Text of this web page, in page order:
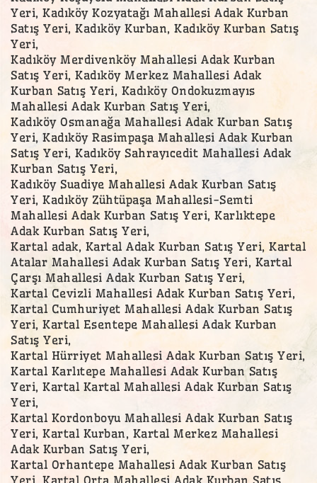
Yeri, Kadıköy Kozyatağı Mahallesi Adak Kurban
Satış Yeri, Kadıköy Kurban, Kadıköy Kurban Satış
Yeri,
Kadıköy Merdivenköy Mahallesi Adak Kurban
Satış Yeri, Kadıköy Merkez Mahallesi Adak
Kurban Satış Yeri, Kadıköy Ondokuzmayıs
Mahallesi Adak Kurban Satış Yeri,
Kadıköy Osmanağa Mahallesi Adak Kurban Satış
Yeri, Kadıköy Rasimpaşa Mahallesi Adak Kurban
Satış Yeri, Kadıköy Sahrayıcedit Mahallesi Adak
Kurban Satış Yeri,
Kadıköy Suadiye Mahallesi Adak Kurban Satış
Yeri, Kadıköy Zühtüpaşa Mahallesi-Semti
Mahallesi Adak Kurban Satış Yeri, Karlıktepe
Adak Kurban Satış Yeri,
Kartal adak, Kartal Adak Kurban Satış Yeri, Kartal
Atalar Mahallesi Adak Kurban Satış Yeri, Kartal
Çarşı Mahallesi Adak Kurban Satış Yeri,
Kartal Cevizli Mahallesi Adak Kurban Satış Yeri,
Kartal Cumhuriyet Mahallesi Adak Kurban Satış
Yeri, Kartal Esentepe Mahallesi Adak Kurban
Satış Yeri,
Kartal Hürriyet Mahallesi Adak Kurban Satış Yeri,
Kartal Karlıtepe Mahallesi Adak Kurban Satış
Yeri, Kartal Kartal Mahallesi Adak Kurban Satış
Yeri,
Kartal Kordonboyu Mahallesi Adak Kurban Satış
Yeri, Kartal Kurban, Kartal Merkez Mahallesi
Adak Kurban Satış Yeri,
Kartal Orhantepe Mahallesi Adak Kurban Satış
Yeri, Kartal Orta Mahallesi Adak Kurban Satış